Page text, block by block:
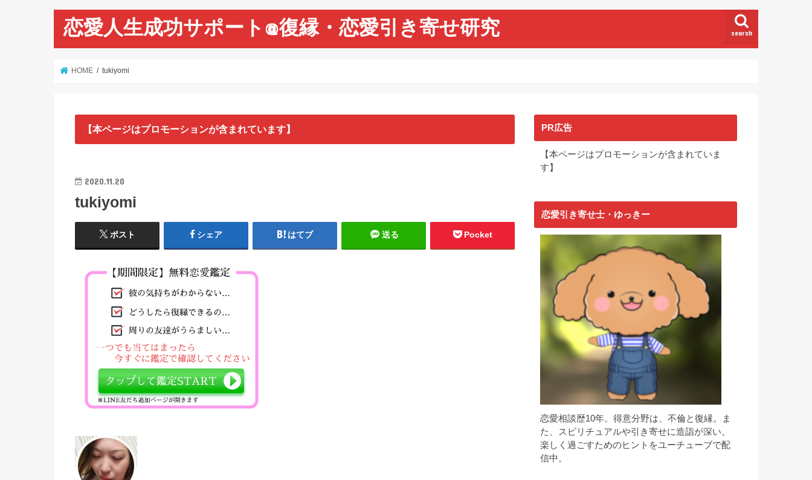
恋愛人生成功サポート@復縁・恋愛引き寄せ研究 search
HOME tukiyomi
【本ページはプロモーションが含まれています】
2020.11.20
tukiyomi
ポスト シェア はてブ 送る Pocket
PR広告
【本ページはプロモーションが含まれていま
す】
恋愛引き寄せ士・ゆっきー
恋愛相談歴10年。得意分野は、不倫と復縁。ま
た、スピリチュアルや引き寄せに造詣が深い。
楽しく過ごすためのヒントをユーチューブで配
信中。